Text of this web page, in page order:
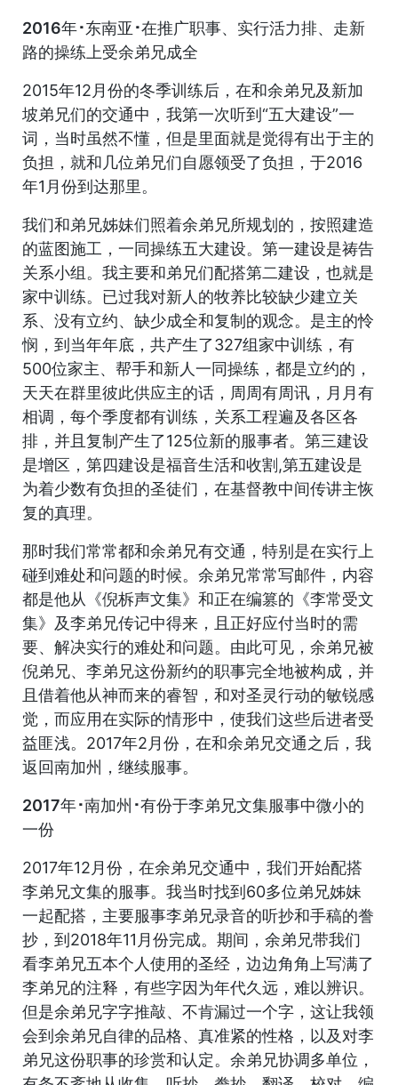
2016年･东南亚･在推广职事、实行活力排、走新
路的操练上受余弟兄成全
2015年12月份的冬季训练后，在和余弟兄及新加
坡弟兄们的交通中，我第一次听到“五大建设”一
词，当时虽然不懂，但是里面就是觉得有出于主的
负担，就和几位弟兄们自愿领受了负担，于2016
年1月份到达那里。
我们和弟兄姊妹们照着余弟兄所规划的，按照建造
的蓝图施工，一同操练五大建设。第一建设是祷告
关系小组。我主要和弟兄们配搭第二建设，也就是
家中训练。已过我对新人的牧养比较缺少建立关
系、没有立约、缺少成全和复制的观念。是主的怜
悯，到当年年底，共产生了327组家中训练，有
500位家主、帮手和新人一同操练，都是立约的，
天天在群里彼此供应主的话，周周有周讯，月月有
相调，每个季度都有训练，关系工程遍及各区各
排，并且复制产生了125位新的服事者。第三建设
是增区，第四建设是福音生活和收割,第五建设是
为着少数有负担的圣徒们，在基督教中间传讲主恢
复的真理。
那时我们常常都和余弟兄有交通，特别是在实行上
碰到难处和问题的时候。余弟兄常常写邮件，内容
都是他从《倪柝声文集》和正在编篡的《李常受文
集》及李弟兄传记中得来，且正好应付当时的需
要、解决实行的难处和问题。由此可见，余弟兄被
倪弟兄、李弟兄这份新约的职事完全地被构成，并
且借着他从神而来的睿智，和对圣灵行动的敏锐感
觉，而应用在实际的情形中，使我们这些后进者受
益匪浅。2017年2月份，在和余弟兄交通之后，我
返回南加州，继续服事。
2017年･南加州･有份于李弟兄文集服事中微小的
一份
2017年12月份，在余弟兄交通中，我们开始配搭
李弟兄文集的服事。我当时找到60多位弟兄姊妹
一起配搭，主要服事李弟兄录音的听抄和手稿的誊
抄，到2018年11月份完成。期间，余弟兄带我们
看李弟兄五本个人使用的圣经，边边角角上写满了
李弟兄的注释，有些字因为年代久远，难以辨识。
但是余弟兄字字推敲、不肯漏过一个字，这让我领
会到余弟兄自律的品格、真准紧的性格，以及对李
弟兄这份职事的珍赏和认定。余弟兄协调多单位，